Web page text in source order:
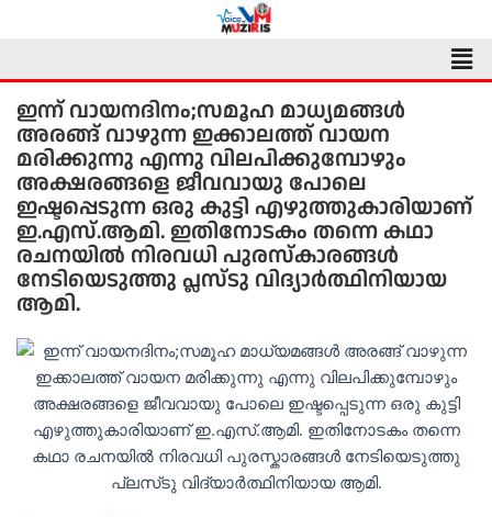
ഇന്ന് വായനദിനം;സമൂഹ മാധ്യമങ്ങൾ
അരങ്ങ് വാഴുന്ന ഇക്കാലത്ത് വായന
മരിക്കുന്നു എന്നു വിലപിക്കുമ്പോഴും
അക്ഷരങ്ങളെ ജീവവായു പോലെ
ഇഷ്ടപ്പെടുന്ന ഒരു കുട്ടി എഴുത്തുകാരിയാണ്
ഇ.എസ്.ആമി. ഇതിനോടകം തന്നെ കഥാ
രചനയിൽ നിരവധി പുരസ്കാരങ്ങൾ
നേടിയെടുത്തു പ്ലസ്‌ടു വിദ്യാർത്ഥിനിയായ
ആമി.